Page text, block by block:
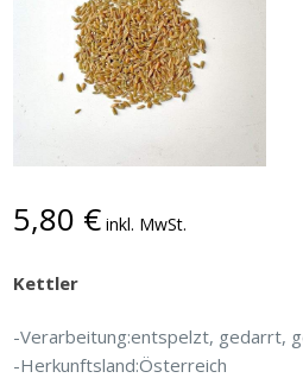
5,80 € inkl. MwSt.
Kettler
-Verarbeitung:entspelzt, gedarrt,
-Herkunftsland:Österreich